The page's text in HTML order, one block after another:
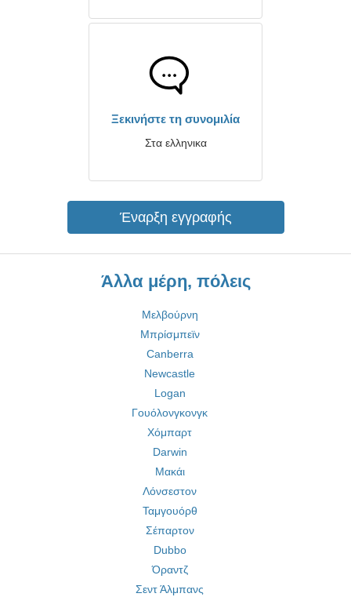
Ξεκινήστε τη συνομιλία
Στα ελληνικα
Έναρξη εγγραφής
Άλλα μέρη, πόλεις
Μελβούρνη
Μπρίσμπεϊν
Canberra
Newcastle
Logan
Γουόλονγκονγκ
Χόμπαρτ
Darwin
Μακάι
Λόνσεστον
Ταμγουόρθ
Σέπαρτον
Dubbo
Όραντζ
Σεντ Άλμπανς